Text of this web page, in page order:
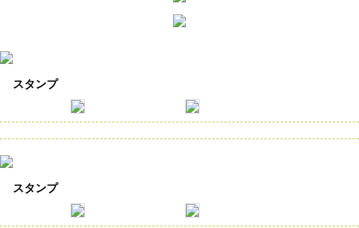
スタンプ
スタンプ